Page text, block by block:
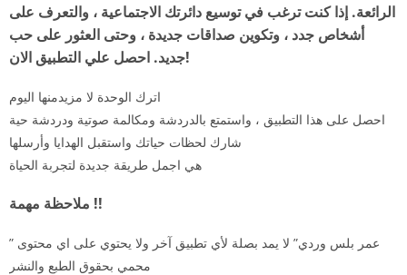
الرائعة. إذا كنت ترغب في توسيع دائرتك الاجتماعية ، والتعرف على
أشخاص جدد ، وتكوين صداقات جديدة ، وحتى العثور على حب
جديد. احصل علي التطبيق الان!
اترك الوحدة لا مزيدمنها اليوم
احصل على هذا التطبيق ، واستمتع بالدردشة ومكالمة صوتية ودردشة حية
شارك لحظات حياتك واستقبل الهدايا وأرسلها
هي اجمل طريقة جديدة لتجربة الحياة
ملاحظة مهمة !!
” عمر بلس وردي” لا يمد بصلة لأي تطبيق آخر ولا يحتوي على اي محتوى
محمي بحقوق الطبع والنشر